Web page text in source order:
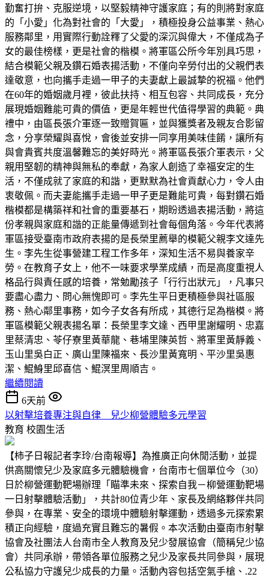
勤奮打拚、克服逆境，以堅毅精神守護家庭；有的則將對家庭
的「小愛」化為對社會的「大愛」，積極投身公益事業、熱心
服務鄰里，用實際行動詮釋了父愛的深沉與偉大，不僅成為子
女的最佳榜樣，更是社會的楷模。將軍區公所今年別具巧思，
結合模範父親及鑽石婚表揚活動，不僅向辛勞付出的父親們表
達敬意，也向攜手走過一甲子的夫妻獻上最誠摯的祝福。他們
在60年的婚姻歲月裡，彼此扶持、相互包容、共同成長，充分
展現婚姻難能可貴的價值，更是年輕世代值得學習的典範。典
禮中，由區長張介軍逐一致贈賀匾，並與獲獎者及親友合影留
念，分享榮耀與喜悅，會後並安排一同享用美味佳餚，讓所有
與會貴賓共度溫馨難忘的美好時光。將軍區長張介軍表示，父
親用堅韌的精神與無私的奉獻，為家人創造了幸福安定的生
活，不僅成就了家庭的和諧，更默默為社會貢獻心力，令人由
衷敬佩。而夫妻能攜手走過一甲子更是難能可貴，每對鑽石婚
楷模都是構築祥和社會的重要基石，期盼透過表揚活動，將這
份孝親與家庭和諧的正能量傳遞到社會每個角落。今年代表將
軍區接受臺南市政府表揚的是長榮里薦舉的模範父親李文達先
生。李先生從事營建工程工作多年，深知生活不易與養家辛
勞。在教育子女上，他不一味要求學業成績，而是高度重視人
格品行與責任感的培養，常勉勵孩子「行行出狀元」，凡事只
要盡心盡力、問心無愧即可。李先生平日更積極參與社區服
務、熱心鄰里事務，如今子女各有所成，其德行足為楷模。將
軍區模範父親表揚名單：長榮里李文達、西甲里謝耀明、忠嘉
里蔡清忠、苓仔寮里黃華龍、巷埔里陳英哲、將軍里黃靜義、
玉山里吳白正、廣山里陳福來、長沙里黃寬明、平沙里吳惠
潔、鯤鯓里邱喜信、鯤溟里周順吉。
繼續閱讀
6天前
以射擊培養專注與自律 兒少柳營體驗多元學習
教育 校園生活
【柿子日報記者李玲/台南報導】為推廣正向休閒活動，並提
供高關懷兒少及家庭多元體驗機會，台南市七個單位今（30）
日於柳營運動靶場辦理「瞄準未來、探索自我－柳營運動靶場
一日射擊體驗活動」，共計80位青少年、家長及網絡夥伴共同
參與，在專業、安全的環境中體驗射擊運動，透過多元探索累
積正向經驗，度過充實且難忘的暑假。本次活動由臺南市射擊
協會及社團法人台南市全人教育及兒少發展協會（簡稱兒少協
會）共同承辦，帶領各單位服務之兒少及家長共同參與，展現
公私協力守護兒少成長的力量。活動內容包括空氣手槍、.22